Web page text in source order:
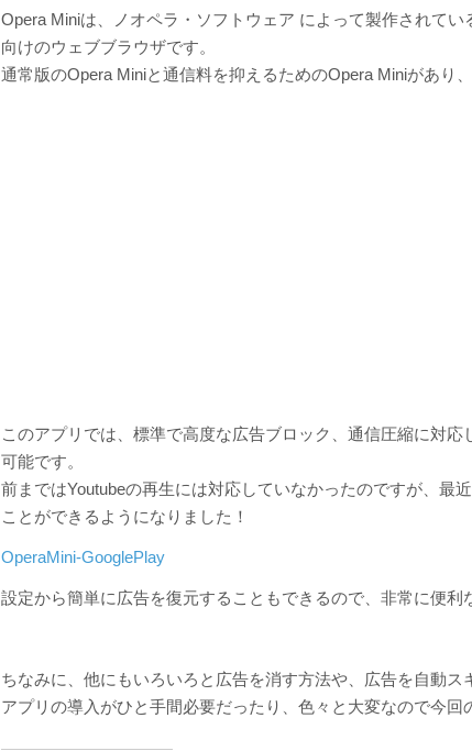
Opera Miniは、ノオペラ・ソフトウェア によって製作されて
向けのウェブブラウザです。
通常版のOpera Miniと通信料を抑えるためのOpera Miniがあり
このアプリでは、標準で高度な広告ブロック、通信圧縮に対
可能です。
前まではYoutubeの再生には対応していなかったのですが、最
ことができるようになりました！
OperaMini-GooglePlay
設定から簡単に広告を復元することもできるので、非常に便利
ちなみに、他にもいろいろと広告を消す方法や、広告を自動ス
アプリの導入がひと手間必要だったり、色々と大変なので今回